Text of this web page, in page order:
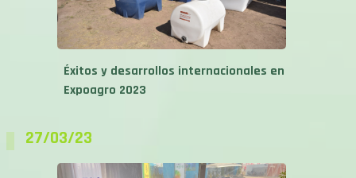
Éxitos y desarrollos internacionales en
Expoagro 2023
27/03/23